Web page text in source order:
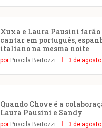
Xuxa e Laura Pausini farão
cantar em português,
italiano na mesma noite
por Priscila Bertozzi 3 de
Quando Chove é a
Laura Pausini e Sandy
por Priscila Bertozzi 3 de